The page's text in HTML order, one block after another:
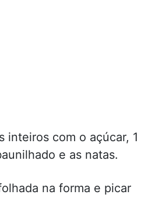
inteiros com o açúcar, 1
e as natas.
na forma e picar